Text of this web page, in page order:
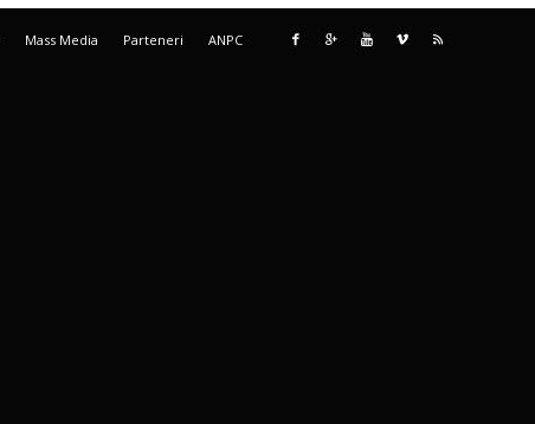
Mass Media Parteneri ANPC